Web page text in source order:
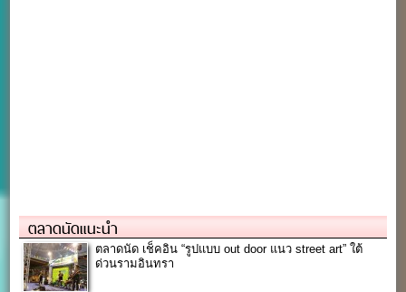
ตลาดนัดแนะนำ
ตลาดนัด เช็คอิน “รูปแบบ out door แนว street art” ใต้
ด่วนรามอินทรา